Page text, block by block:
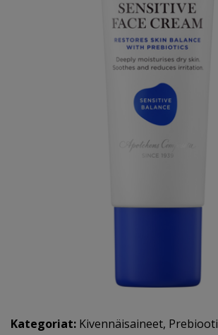
Kategoriat: Kivennäisaineet,